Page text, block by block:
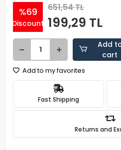
%69
Discount
651,54 TL
199,29 TL
Add
cart
Add to my favorites
Fast Shipping
Returns and